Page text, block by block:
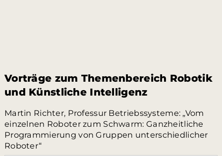
Vorträge zum Themenbereich Robotik
und Künstliche Intelligenz
Martin Richter, Professur Betriebssysteme: „Vom
einzelnen Roboter zum Schwarm: Ganzheitliche
Programmierung von Gruppen unterschiedlicher
Roboter“